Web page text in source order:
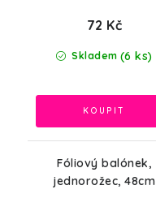
Skladem (6 ks)
72 Kč
Fóliový balónek,
jednorožec, 48cm